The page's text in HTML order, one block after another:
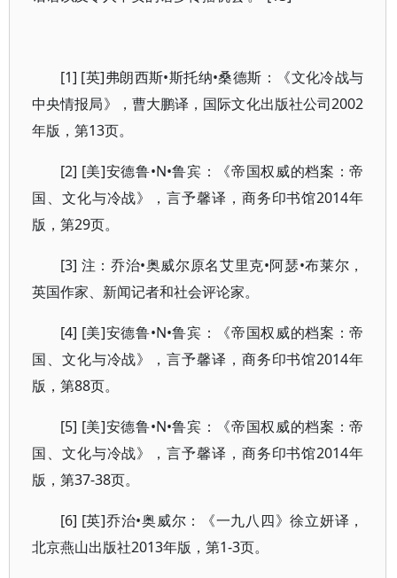
[1] [英]弗朗西斯•斯托纳•桑德斯：《文化冷战与
中央情报局》，曹大鹏译，国际文化出版社公司2002
年版，第13页。
[2] [美]安德鲁•N•鲁宾：《帝国权威的档案：帝
国、文化与冷战》，言予馨译，商务印书馆2014年
版，第29页。
[3] 注：乔治•奥威尔原名艾里克•阿瑟•布莱尔，
英国作家、新闻记者和社会评论家。
[4] [美]安德鲁•N•鲁宾：《帝国权威的档案：帝
国、文化与冷战》，言予馨译，商务印书馆2014年
版，第88页。
[5] [美]安德鲁•N•鲁宾：《帝国权威的档案：帝
国、文化与冷战》，言予馨译，商务印书馆2014年
版，第37-38页。
[6] [英]乔治•奥威尔：《一九八四》徐立妍译，
北京燕山出版社2013年版，第1-3页。